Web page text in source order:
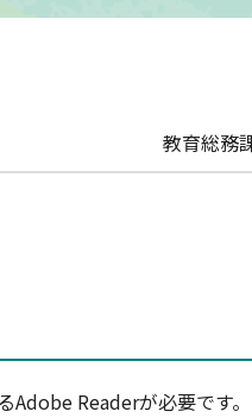
教育総務
Readerが必要です。